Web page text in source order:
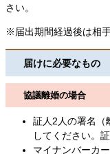
さい。
※届出期間経過後は相
届けに必要なもの
協議離婚の場合
証人2人の署名（
してください。
マイナンバーカ